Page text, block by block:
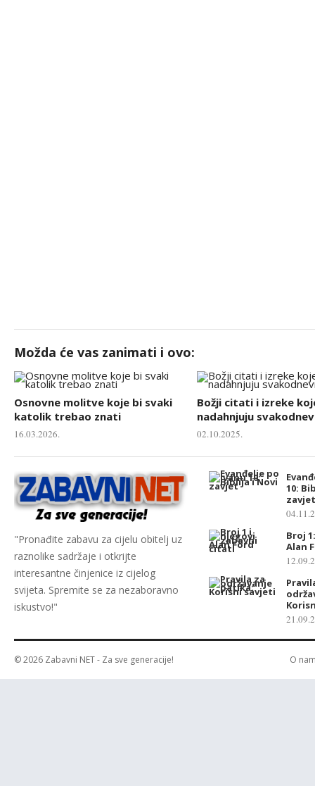
Možda će vas zanimati i ovo:
Osnovne molitve koje bi svaki
katolik trebao znati
16.03.2026.
Božji citati i izreke
nadahnjuju
02.10.2025.
"Pronađite zabavu za cijelu obitelj uz
raznolike sadržaje i otkrijte
interesantne činjenice iz cijelog
svijeta. Spremite se za nezaboravno
iskustvo!"
10:
zavjet
Broj
Alan
© 2026 Zabavni NET- Za sve generacije! O